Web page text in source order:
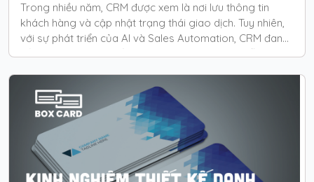
Trong nhiều năm, CRM được xem là nơi lưu thông tin
khách hàng và cập nhật trạng thái giao dịch. Tuy nhiên,
với sự phát triển của AI và Sales Automation, CRM đang
dần trở thành một "đồng nghiệp" có khả năng hỗ trợ đội
hơn.SALD là một ví dụ tiêu biểu cho xu hướng này khi xây
dựng toàn bộ hệ thống CRM trực tiếp trên Gmail, kết hợp
AI, tự động hóa và dữ liệu doanh nghiệp trong cùng một
nền tảng.